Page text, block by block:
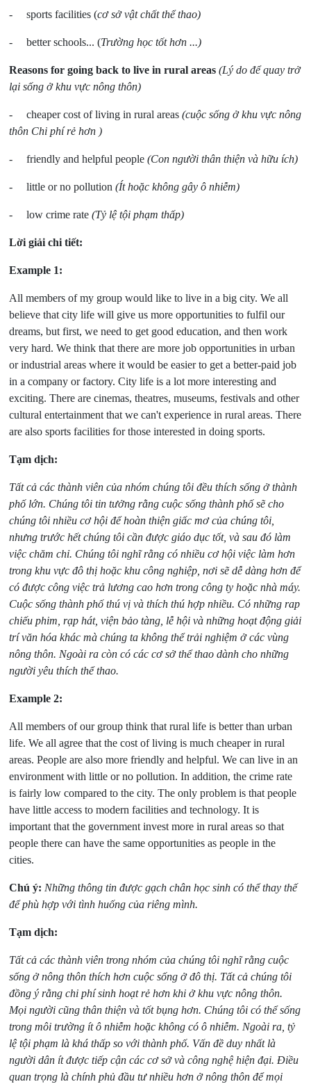
- sports facilities (cơ sở vật chất thể thao)
- better schools...(Trường học tốt hơn ...)
Reasons for going back to live in rural areas(Lý do để quay trở
lại sống ở khu vực nông thôn)
- cheaper cost of living in rural areas(cuộc sống ở khu vực nông
thôn Chi phí rẻ hơn )
- friendly and helpful people(Con người thân thiện và hữu ích)
- little or no pollution(Ít hoặc không gây ô nhiễm)
- low crime rate(Tỷ lệ tội phạm thấp)
Lời giải chi tiết:
Example 1:
All members of my group would like to live in a big city. We all
believe that city life will give us more opportunities to fulfil our
dreams, but first, we need to get good education, and then work
very hard. We think that there are more job opportunities in urban
or industrial areas where it would be easier to get a better-paid job
in a company or factory. City life is a lot more interesting and
exciting. There are cinemas, theatres, museums, festivals and other
cultural entertainment that we can't experience in rural areas. There
are also sports facilities for those interested in doing sports.
Tạm dịch:
Tất cả các thành viên của nhóm chúng tôi đều thích sống ở thành
phố lớn. Chúng tôi tin tưởng rằng cuộc sống thành phố sẽ cho
chúng tôi nhiều cơ hội để hoàn thiện giấc mơ của chúng tôi,
nhưng trước hết chúng tôi cần được giáo dục tốt, và sau đó làm
việc chăm chỉ. Chúng tôi nghĩ rằng có nhiều cơ hội việc làm hơn
trong khu vực đô thị hoặc khu công nghiệp, nơi sẽ dễ dàng hơn để
có được công việc trả lương cao hơn trong công ty hoặc nhà máy.
Cuộc sống thành phố thú vị và thích thú hợp nhiều. Có những rap
chiếu phim, rạp hát, viện bảo tàng, lễ hội và những hoạt động giải
trí văn hóa khác mà chúng ta không thể trải nghiệm ở các vùng
nông thôn. Ngoài ra còn có các cơ sở thể thao dành cho những
người yêu thích thể thao.
Example 2:
All members of our group think that rural life is better than urban
life. We all agree that the cost of living is much cheaper in rural
areas. People are also more friendly and helpful. We can live in an
environment with little or no pollution. In addition, the crime rate
is fairly low compared to the city. The only problem is that people
have little access to modern facilities and technology. It is
important that the government invest more in rural areas so that
people there can have the same opportunities as people in the
cities.
Chú ý: Những thông tin được gạch chân học sinh có thể thay thế
để phù hợp với tình huống của riêng mình.
Tạm dịch:
Tất cả các thành viên trong nhóm của chúng tôi nghĩ rằng cuộc
sống ở nông thôn thích hơn cuộc sống ở đô thị. Tất cả chúng tôi
đồng ý rằng chi phí sinh hoạt rẻ hơn khi ở khu vực nông thôn.
Mọi người cũng thân thiện và tốt bụng hơn. Chúng tôi có thể sống
trong môi trường ít ô nhiễm hoặc không có ô nhiễm. Ngoài ra, tỷ
lệ tội phạm là khá thấp so với thành phố. Vấn đề duy nhất là
người dân ít được tiếp cận các cơ sở và công nghệ hiện đại. Điều
quan trọng là chính phủ đầu tư nhiều hơn ở nông thôn để mọi